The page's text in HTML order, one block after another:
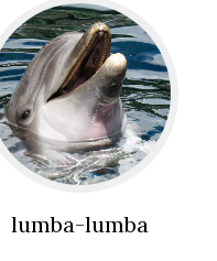
lumba-lumba